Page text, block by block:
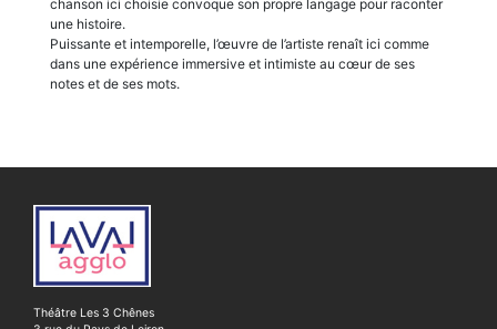
chanson ici choisie convoque son propre langage pour raconter
une histoire.
Puissante et intemporelle, l’œuvre de l’artiste renaît ici comme
dans une expérience immersive et intimiste au cœur de ses
notes et de ses mots.
Théâtre Les 3 Chênes